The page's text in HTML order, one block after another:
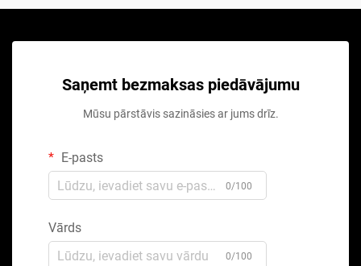
Saņemt bezmaksas piedāvājumu
Mūsu pārstāvis sazināsies ar jums drīz.
E-pasts
0/100
Vārds
0/100